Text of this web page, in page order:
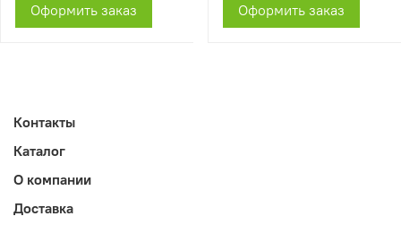
Оформить заказ Оформить заказ
Контакты
Каталог
О компании
Доставка